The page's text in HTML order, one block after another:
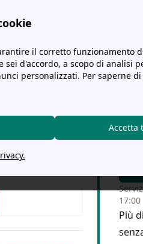
il corretto funzionamento
sei d'accordo, a scopo di analisi
personalizzati. Per saperne
Accetta
tutte le offerte Iren, i contatti e
17:00
Più